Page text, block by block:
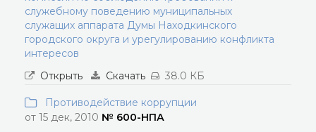
служебному поведению муниципальных
служащих аппарата Думы Находкинского
городского округа и урегулированию конфликта
интересов
Открыть
Скачать 38.0 КБ
Противодействие коррупции
от 15 дек, 2010 № 600-НПА